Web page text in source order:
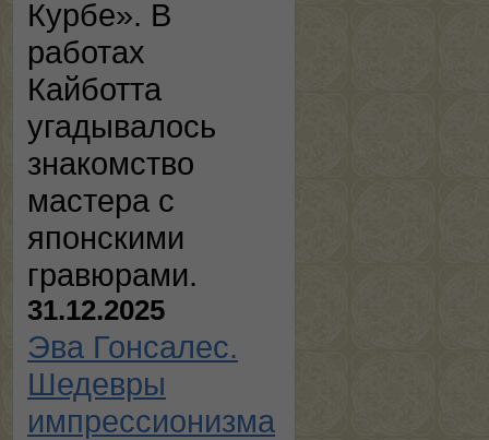
Курбе». В
работах
Кайботта
угадывалось
знакомство
мастера с
японскими
гравюрами.
31.12.2025
Эва Гонсалес.
Шедевры
импрессионизма